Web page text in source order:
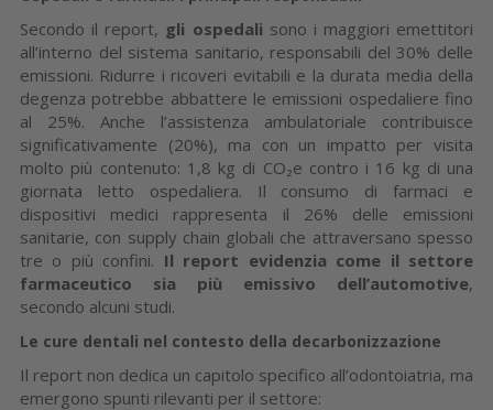
Secondo il report, gli ospedali sono i maggiori emettitori
all’interno del sistema sanitario, responsabili del 30% delle
emissioni. Ridurre i ricoveri evitabili e la durata media della
degenza potrebbe abbattere le emissioni ospedaliere fino
al 25%. Anche l’assistenza ambulatoriale contribuisce
significativamente (20%), ma con un impatto per visita
molto più contenuto: 1,8 kg di CO₂e contro i 16 kg di una
giornata letto ospedaliera. Il consumo di farmaci e
dispositivi medici rappresenta il 26% delle emissioni
sanitarie, con supply chain globali che attraversano spesso
tre o più confini. Il report evidenzia come il settore
farmaceutico sia più emissivo dell’automotive,
secondo alcuni studi.
Le cure dentali nel contesto della decarbonizzazione
Il report non dedica un capitolo specifico all’odontoiatria, ma
emergono spunti rilevanti per il settore: